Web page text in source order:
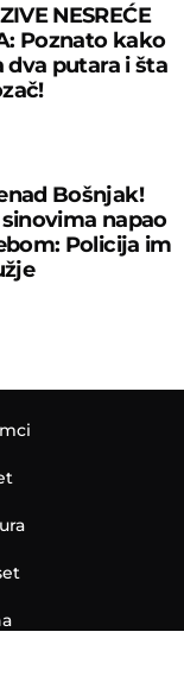
NESREĆE
Poznato kako
dva putara i šta
Bošnjak!
napao
Policija im